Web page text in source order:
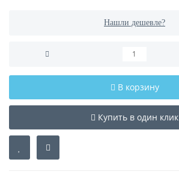
Нашли дешевле?
В корзину
Купить в один клик